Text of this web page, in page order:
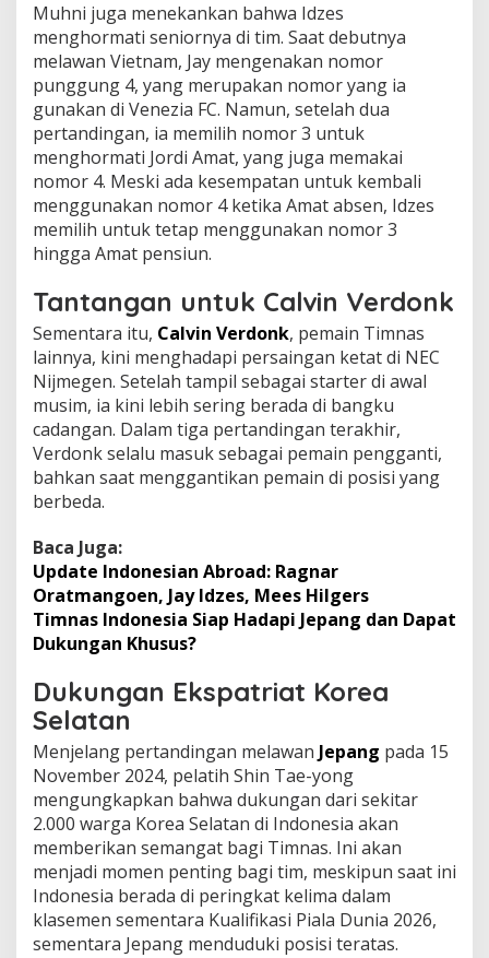
Muhni juga menekankan bahwa Idzes
menghormati seniornya di tim. Saat debutnya
melawan Vietnam, Jay mengenakan nomor
punggung 4, yang merupakan nomor yang ia
gunakan di Venezia FC. Namun, setelah dua
pertandingan, ia memilih nomor 3 untuk
menghormati Jordi Amat, yang juga memakai
nomor 4. Meski ada kesempatan untuk kembali
menggunakan nomor 4 ketika Amat absen, Idzes
memilih untuk tetap menggunakan nomor 3
hingga Amat pensiun.
Tantangan untuk Calvin Verdonk
Sementara itu, Calvin Verdonk, pemain Timnas
lainnya, kini menghadapi persaingan ketat di NEC
Nijmegen. Setelah tampil sebagai starter di awal
musim, ia kini lebih sering berada di bangku
cadangan. Dalam tiga pertandingan terakhir,
Verdonk selalu masuk sebagai pemain pengganti,
bahkan saat menggantikan pemain di posisi yang
berbeda.
Baca Juga:
Update Indonesian Abroad: Ragnar
Oratmangoen, Jay Idzes, Mees Hilgers
Timnas Indonesia Siap Hadapi Jepang dan Dapat
Dukungan Khusus?
Dukungan Ekspatriat Korea
Selatan
Menjelang pertandingan melawan Jepang pada 15
November 2024, pelatih Shin Tae-yong
mengungkapkan bahwa dukungan dari sekitar
2.000 warga Korea Selatan di Indonesia akan
memberikan semangat bagi Timnas. Ini akan
menjadi momen penting bagi tim, meskipun saat ini
Indonesia berada di peringkat kelima dalam
klasemen sementara Kualifikasi Piala Dunia 2026,
sementara Jepang menduduki posisi teratas.